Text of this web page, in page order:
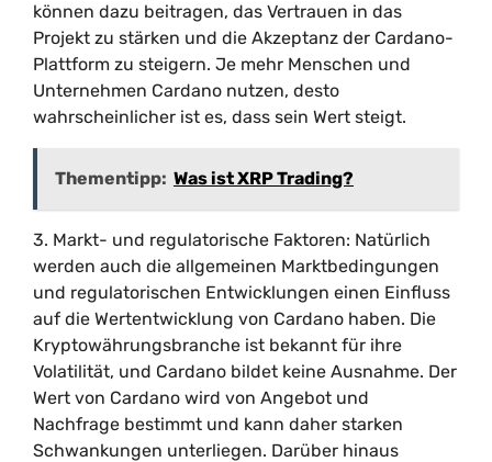
können dazu beitragen, das Vertrauen in das
Projekt zu stärken und die Akzeptanz der Cardano-
Plattform zu steigern. Je mehr Menschen und
Unternehmen Cardano nutzen, desto
wahrscheinlicher ist es, dass sein Wert steigt.
Thementipp: Was ist XRP Trading?
3. Markt- und regulatorische Faktoren: Natürlich
werden auch die allgemeinen Marktbedingungen
und regulatorischen Entwicklungen einen Einfluss
auf die Wertentwicklung von Cardano haben. Die
Kryptowährungsbranche ist bekannt für ihre
Volatilität, und Cardano bildet keine Ausnahme. Der
Wert von Cardano wird von Angebot und
Nachfrage bestimmt und kann daher starken
Schwankungen unterliegen. Darüber hinaus